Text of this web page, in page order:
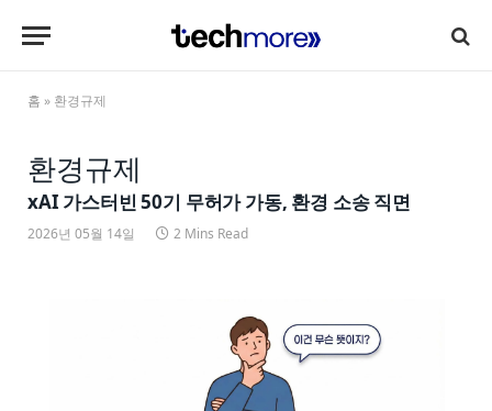
홈 » 환경규제
환경규제
xAI 가스터빈 50기 무허가 가동, 환경 소송 직면
2026년 05월 14일 2 Mins Read